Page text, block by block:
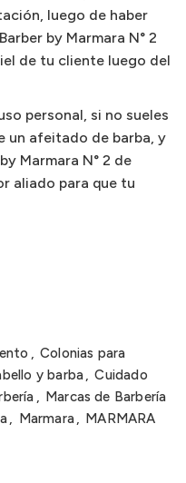
luego de haber
by Marmara N° 2
de tu cliente luego del
personal, si no sueles
un afeitado de barba, y
Marmara N° 2 de
aliado para que tu
, Colonias para
y barba, Cuidado
, Marcas de Barbería
, Marmara, MARMARA